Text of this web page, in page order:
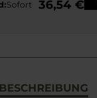
Sofort 36,54 €
BESCHREIBUNG